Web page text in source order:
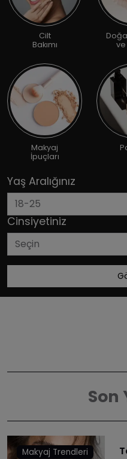
Cilt
Bakımı
Makyaj
İpuçları
Yaş Aralığınız
Cinsiyetiniz
Son
Makyaj Trendleri